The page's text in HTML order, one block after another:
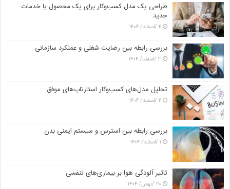
طراحی یک مدل کسب‌وکار برای یک محصول یا خدمات
جدید
۴ /اسفند/ ۱۴۰۴
بررسی رابطه بین رضایت شغلی و عملکرد سازمانی
۳ /اسفند/ ۱۴۰۴
تحلیل مدل‌های کسب‌وکار استارتاپ‌های موفق
۲ /اسفند/ ۱۴۰۴
بررسی رابطه بین استرس و سیستم ایمنی بدن
۱ /اسفند/ ۱۴۰۴
تاثیر آلودگی هوا بر بیماری‌های تنفسی
۳۰ /بهمن/ ۱۴۰۴